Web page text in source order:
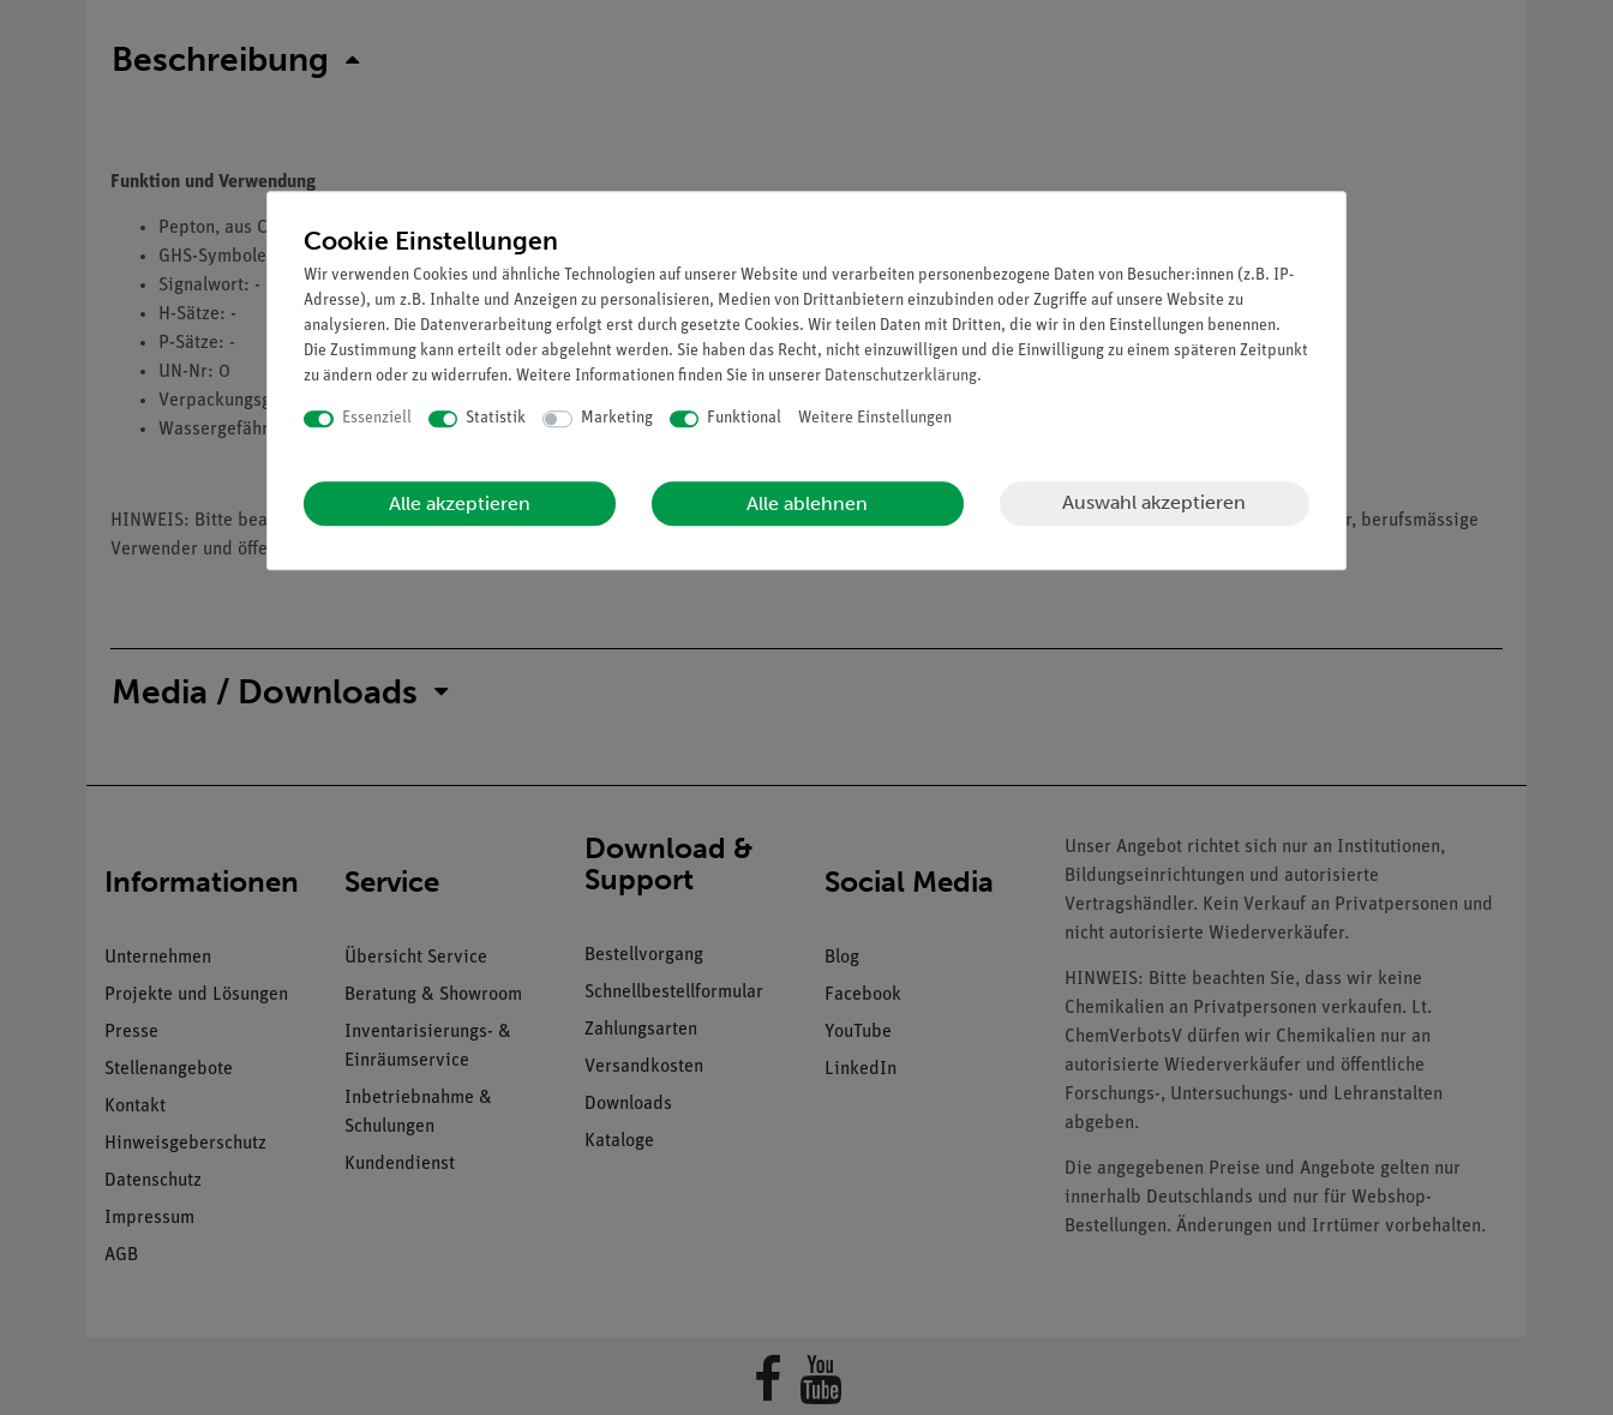
Beschreibung
Funktion und Verwendung
Pepton, aus Casein
GHS-Symbole(s): -
Signalwort: -
H-Sätze: -
P-Sätze: -
UN-Nr: 0
Verpackungsgruppe: 0
Wassergefährdungsklasse: 1
HINWEIS: Bitte beachten Sie, dass wir keine Chemikalien an Privatpersonen verkaufen. Lt. ChemVerbotsV dürfen wir Chemikalien nur an Wiederverkäufer, berufsmässige
Verwender und öffentliche Forschungs-, Untersuchungs- und Lehranstalten abgeben.
Media / Downloads
Informationen
Unternehmen
Projekte und Lösungen
Presse
Stellenangebote
Kontakt
Hinweisgeberschutz
Datenschutz
Impressum
AGB
Service
Übersicht Service
Beratung & Showroom
Inventarisierungs- &
Einräumservice
Inbetriebnahme &
Schulungen
Kundendienst
Download &
Support
Bestellvorgang
Schnellbestellformular
Zahlungsarten
Versandkosten
Downloads
Kataloge
Social Media
Blog
Facebook
YouTube
LinkedIn
Unser Angebot richtet sich nur an Institutionen,
Bildungseinrichtungen und autorisierte
Vertragshändler. Kein Verkauf an Privatpersonen und
nicht autorisierte Wiederverkäufer.
HINWEIS: Bitte beachten Sie, dass wir keine
Chemikalien an Privatpersonen verkaufen. Lt.
ChemVerbotsV dürfen wir Chemikalien nur an
autorisierte Wiederverkäufer und öffentliche
Forschungs-, Untersuchungs- und Lehranstalten
abgeben.
Die angegebenen Preise und Angebote gelten nur
innerhalb Deutschlands und nur für Webshop-
Bestellungen. Änderungen und Irrtümer vorbehalten.
Cookie Einstellungen
Wir verwenden Cookies und ähnliche Technologien auf unserer Website und verarbeiten personenbezogene Daten von Besucher:innen (z.B. IP-
Adresse), um z.B. Inhalte und Anzeigen zu personalisieren, Medien von Drittanbietern einzubinden oder Zugriffe auf unsere Website zu
analysieren. Die Datenverarbeitung erfolgt erst durch gesetzte Cookies. Wir teilen Daten mit Dritten, die wir in den Einstellungen benennen.
Die Zustimmung kann erteilt oder abgelehnt werden. Sie haben das Recht, nicht einzuwilligen und die Einwilligung zu einem späteren Zeitpunkt
zu ändern oder zu widerrufen. Weitere Informationen finden Sie in unserer Daten­schutz­erklärung.
Essenziell Statistik Marketing Funktional Weitere Einstellungen
Alle akzeptieren Alle ablehnen Auswahl akzeptieren